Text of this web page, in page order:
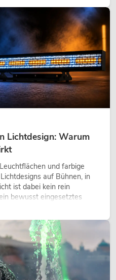
Lichtdesign: Warum
und farbige
auf Bühnen, in
ist dabei kein rein
bewusst eingesetztes
gibt Szenen